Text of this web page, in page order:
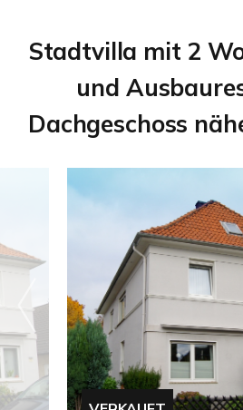
Stadtvilla mit 2
und
Dachgeschoss